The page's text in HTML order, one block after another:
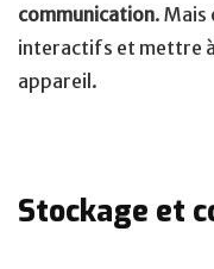
communication. Mais
interactifs et mettre
appareil.
Stockage et